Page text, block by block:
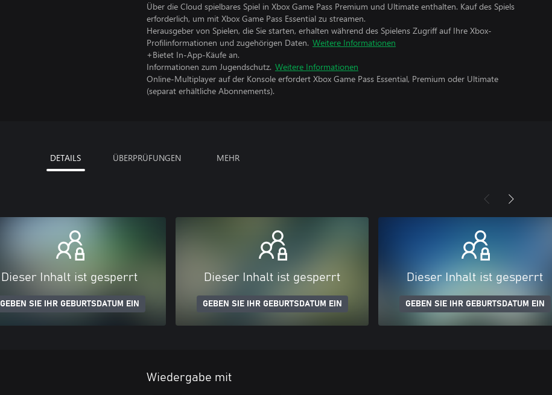
Über die Cloud spielbares Spiel in Xbox Game Pass Premium und Ultimate enthalten. Kauf des Spiels
erforderlich, um mit Xbox Game Pass Essential zu streamen.
Herausgeber von Spielen, die Sie starten, erhalten während des Spielens Zugriff auf Ihre Xbox-
Profilinformationen und zugehörigen Daten. Weitere Informationen
+Bietet In-App-Käufe an.
Informationen zum Jugendschutz. Weitere Informationen
Online-Multiplayer auf der Konsole erfordert Xbox Game Pass Essential, Premium oder Ultimate
(separat erhältliche Abonnements).
DETAILS ÜBERPRÜFUNGEN MEHR
Dieser Inhalt ist gesperrt
GEBEN SIE IHR GEBURTSDATUM EIN
Dieser Inhalt ist gesperrt
GEBEN SIE IHR GEBURTSDATUM EIN
Dieser Inhalt ist gesperrt
GEBEN SIE IHR GEBURTSDATUM EIN
Wiedergabe mit